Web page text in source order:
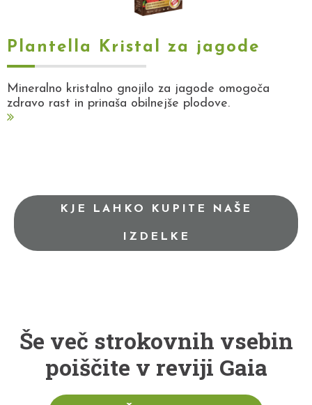
Plantella Kristal za jagode
Mineralno kristalno gnojilo za jagode omogoča
zdravo rast in prinaša obilnejše plodove.
KJE LAHKO KUPITE NAŠE
IZDELKE
Še več strokovnih vsebin
poiščite v reviji Gaia